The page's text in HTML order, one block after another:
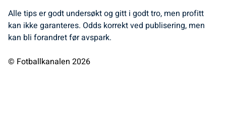
Alle tips er godt undersøkt og gitt i godt tro, men profitt
kan ikke garanteres. Odds korrekt ved publisering, men
kan bli forandret før avspark.
© Fotballkanalen 2026